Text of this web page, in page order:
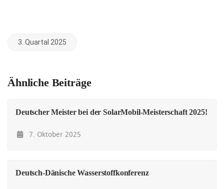
3. Quartal 2025
Ähnliche Beiträge
Deutscher Meister bei der SolarMobil-Meisterschaft 2025!
7. Oktober 2025
Deutsch-Dänische Wasserstoffkonferenz